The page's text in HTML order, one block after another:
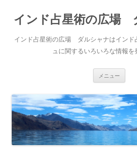
インド占星術の広場
インド占星術の広場 ダルシャナはインド
ュに関するいろいろな情報を
メニュー
ン
ツ
へ
ス
キ
ッ
プ